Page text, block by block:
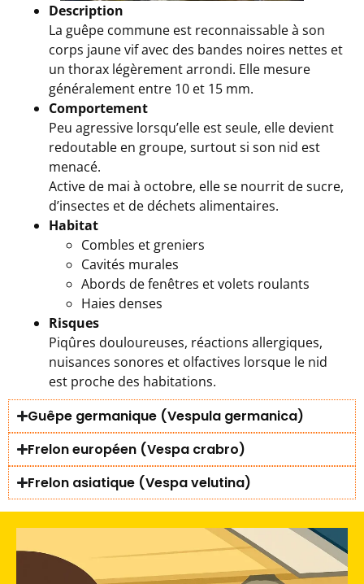
Description
La guêpe commune est reconnaissable à son
corps jaune vif avec des bandes noires nettes et
un thorax légèrement arrondi. Elle mesure
généralement entre 10 et 15 mm.
Comportement
Peu agressive lorsqu’elle est seule, elle devient
redoutable en groupe, surtout si son nid est
menacé.
Active de mai à octobre, elle se nourrit de sucre,
d’insectes et de déchets alimentaires.
Habitat
Combles et greniers
Cavités murales
Abords de fenêtres et volets roulants
Haies denses
Risques
Piqûres douloureuses, réactions allergiques,
nuisances sonores et olfactives lorsque le nid
est proche des habitations.
Guêpe germanique (Vespula germanica)
Frelon européen (Vespa crabro)
Frelon asiatique (Vespa velutina)